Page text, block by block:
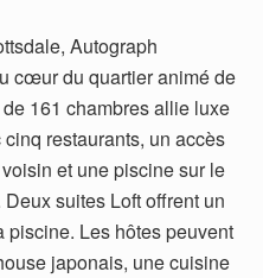
Autograph
cœur du quartier animé de
161 chambres allie luxe
restaurants, un accès
et une piscine sur le
suites Loft offrent un
piscine. Les hôtes peuvent
japonais, une cuisine